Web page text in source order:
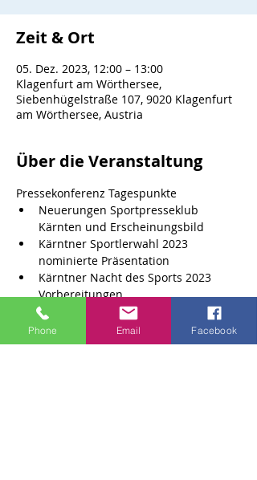
Zeit & Ort
05. Dez. 2023, 12:00 – 13:00
Klagenfurt am Wörthersee,
Siebenhügelstraße 107, 9020 Klagenfurt
am Wörthersee, Austria
Über die Veranstaltung
Pressekonferenz Tagespunkte
Neuerungen Sportpresseklub
Kärnten und Erscheinungsbild
Kärntner Sportlerwahl 2023
nominierte Präsentation
Kärntner Nacht des Sports 2023
Vorbereitungen
Phone Email Facebook